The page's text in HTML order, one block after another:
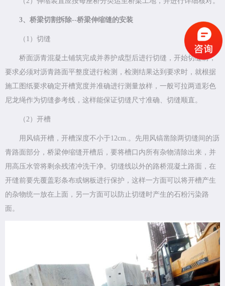
3、桥梁切割拆除--桥梁伸缩缝的安装
（1）切缝
桥面沥青混凝土铺筑完成并养护成型后进行切缝，开始切缝前，
要求必须对沥青路面平整度进行检测，检测结果达到要求时，就根据
施工图纸要求确定开槽宽度并准确进行测量放样，一般可拉两道彩色
尼龙绳作为切缝参考线，这样能保证切缝尺寸准确、切缝顺直。
（2）开槽
用风镐开槽，开槽深度不小于12cm.。先用风镐凿除两切缝间的沥
青路面部分，桥梁伸缩缝开槽后，要将槽口内所有杂物清除出来，并
用高压水管将剩余残渣冲洗干净。切缝线以外的路桥混凝土路面，在
开缝前要先覆盖彩条布或钢板进行保护，这样一方面可以将开槽产生
的杂物统一放在上面，另一方面可以防止切缝时产生的石粉污染路
面。